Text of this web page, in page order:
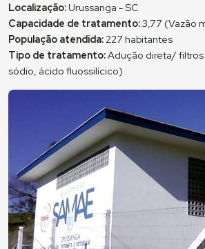
Localização:Urussanga - SC
Capacidade de tratamento:3,77 (Vazão
População atendida: 227 habitantes
Tipo de tratamento:Adução direta/
sódio, ácido fluossilícico)